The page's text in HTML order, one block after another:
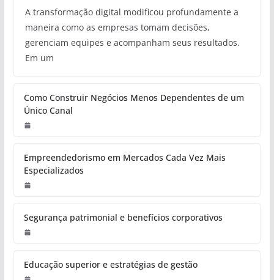
A transformação digital modificou profundamente a
maneira como as empresas tomam decisões,
gerenciam equipes e acompanham seus resultados.
Em um
Como Construir Negócios Menos Dependentes de um
Único Canal
Empreendedorismo em Mercados Cada Vez Mais
Especializados
Segurança patrimonial e benefícios corporativos
Educação superior e estratégias de gestão